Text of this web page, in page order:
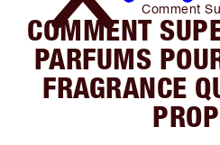
Comment
Pour Créer
Est Propre
COMMENT
PARFUMS
FRAGRANCE